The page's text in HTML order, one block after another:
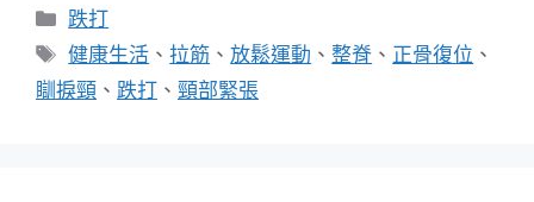
分
類
跌打
標
籤
健康生活 、 拉筋 、放鬆運動 、整脊 、 正骨復位 、
瞓捩頸 、 跌打 、 頸部緊張